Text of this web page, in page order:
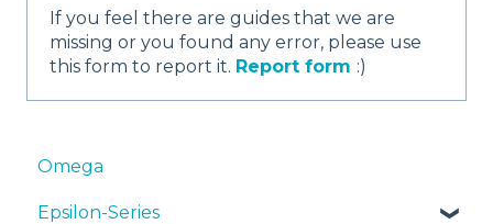
If you feel there are guides that we are
missing or you found any error, please use
this form to report it. Report form :)
Omega
Epsilon-Series